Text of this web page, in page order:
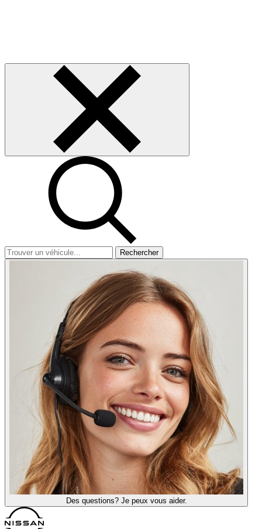
Rechercher
Des questions? Je peux vous aider.